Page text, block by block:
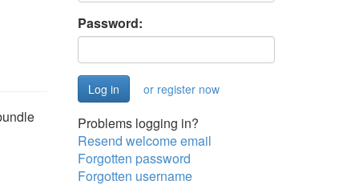
Password:
or register now
Problems logging in?
Resend welcome email
Forgotten password
Forgotten username